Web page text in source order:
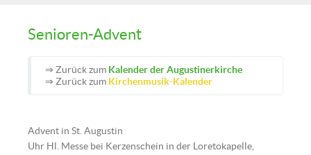
Senioren-Advent
⇒ Zurück zum Kalender der Augustinerkirche
⇒ Zurück zum Kirchenmusik-Kalender
Advent in St. Augustin
Uhr Hl. Messe bei Kerzenschein in der Loretokapelle,